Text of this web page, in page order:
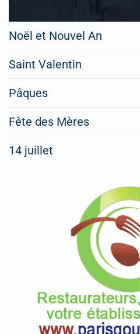
Noël et Nouvel An
Saint Valentin
Pâques
Fête des Mères
14 juillet